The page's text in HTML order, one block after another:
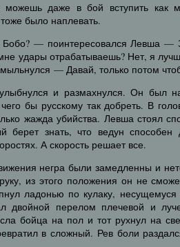
даже в бой вступить как
было наплевать.
— поинтересовался Левша —
удары отрабатываешь? Нет, я
— Давай, только потом
и размахнулся. Он был
бы русскому так добреть. В
жажда убийства. Левша стоял
берет знать, что ведун способен
А скорость решает все.
негра были замедленны и
из этого положения он не
ладонью по кулаку,
двойной перелом плечевой и
бойца на пол и тот рухнул на
в сложный. Рев боли